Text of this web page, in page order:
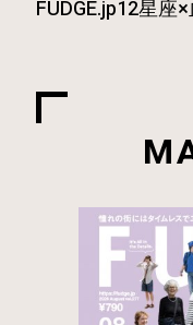
FUDGE.jp12星座